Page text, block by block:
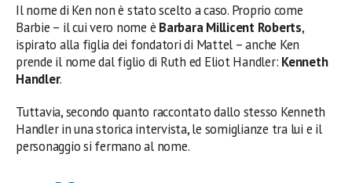
Il nome di Ken non è stato scelto a caso. Proprio come
Barbie – il cui vero nome è Barbara Millicent Roberts,
ispirato alla figlia dei fondatori di Mattel – anche Ken
prende il nome dal figlio di Ruth ed Eliot Handler: Kenneth
Handler.
Tuttavia, secondo quanto raccontato dallo stesso Kenneth
Handler in una storica intervista, le somiglianze tra lui e il
personaggio si fermano al nome.